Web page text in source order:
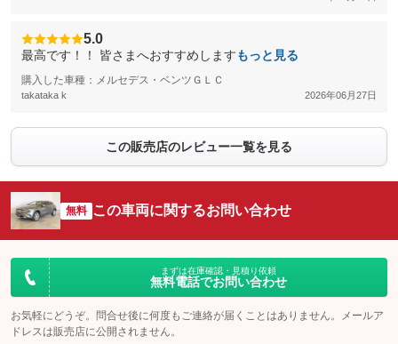
5.0
最高です！！ 皆さまへおすすめしますもっと見る
購入した車種：メルセデス・ベンツＧＬＣ
takataka k 2026年06月27日
この販売店のレビュー一覧を見る
無料 この車両に関するお問い合わせ
まずは在庫確認・見積り依頼
無料電話でお問い合わせ
お気軽にどうぞ。問合せ後に何度もご連絡が届くことはありません。メールア
ドレスは販売店に公開されません。